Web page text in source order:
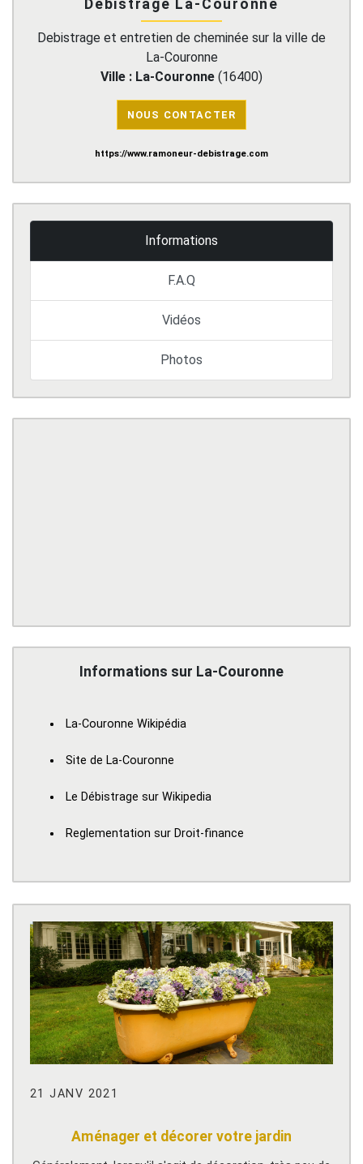
Debistrage La-Couronne
Debistrage et entretien de cheminée sur la ville de
La-Couronne
Ville : La-Couronne (16400)
NOUS CONTACTER
https://www.ramoneur-debistrage.com
Informations
F.A.Q
Vidéos
Photos
Informations sur La-Couronne
La-Couronne Wikipédia
Site de La-Couronne
Le Débistrage sur Wikipedia
Reglementation sur Droit-finance
21 JANV 2021
Aménager et décorer votre jardin